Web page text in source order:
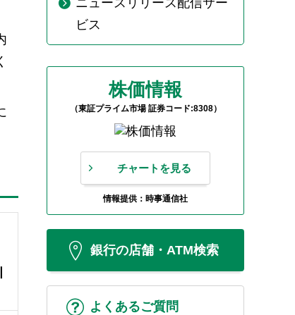
ニュースリリース配信サー
ビス
株価情報
（東証プライム市場 証券コード:8308）
チャートを見る
情報提供：時事通信社
銀行の店舗・ATM検索
よくあるご質問